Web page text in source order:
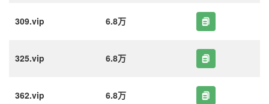
309.vip 6.8万
325.vip 6.8万
362.vip 6.8万